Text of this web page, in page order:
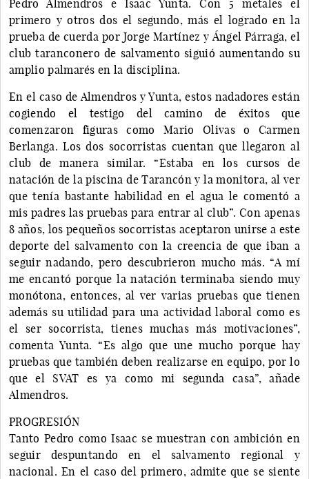
Pedro Almendros e Isaac Yunta. Con 5 metales el
primero y otros dos el segundo, más el logrado en la
prueba de cuerda por Jorge Martínez y Ángel Párraga, el
club taranconero de salvamento siguió aumentando su
amplio palmarés en la disciplina.
En el caso de Almendros y Yunta, estos nadadores están
cogiendo el testigo del camino de éxitos que
comenzaron figuras como Mario Olivas o Carmen
Berlanga. Los dos socorristas cuentan que llegaron al
club de manera similar. “Estaba en los cursos de
natación de la piscina de Tarancón y la monitora, al ver
que tenía bastante habilidad en el agua le comentó a
mis padres las pruebas para entrar al club”. Con apenas
8 años, los pequeños socorristas aceptaron unirse a este
deporte del salvamento con la creencia de que iban a
seguir nadando, pero descubrieron mucho más. “A mí
me encantó porque la natación terminaba siendo muy
monótona, entonces, al ver varias pruebas que tienen
además su utilidad para una actividad laboral como es
el ser socorrista, tienes muchas más motivaciones”,
comenta Yunta. “Es algo que une mucho porque hay
pruebas que también deben realizarse en equipo, por lo
que el SVAT es ya como mi segunda casa”, añade
Almendros.
PROGRESIÓN
Tanto Pedro como Isaac se muestran con ambición en
seguir despuntando en el salvamento regional y
nacional. En el caso del primero, admite que se siente